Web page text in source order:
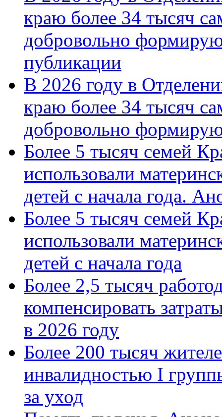
краю более 34 тысяч
добровольно
публикации
В 2026 году в
краю более 34 тысяч
добровольно
Более 5 тысяч семей
использовали
детей с начала года.
Более 5 тысяч семей
использовали
детей с начала года
Более 2,5 тысяч
компенсировать
в 2026 году
Более 200 тысяч
инвалидностью I
за уход